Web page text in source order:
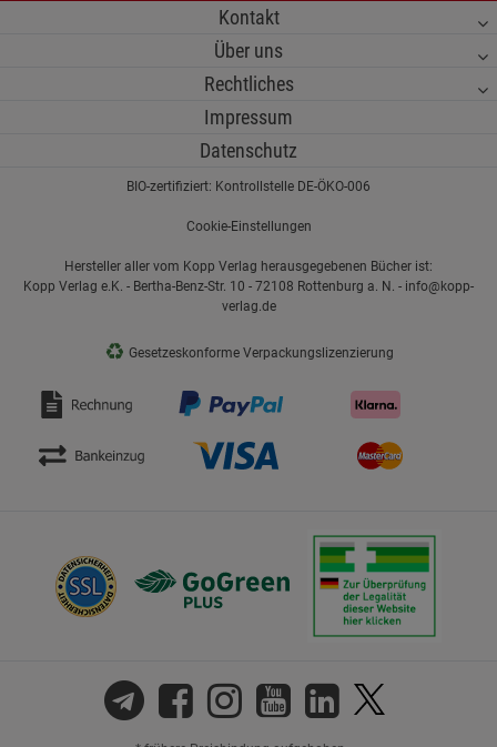
Kontakt
Über uns
Rechtliches
Impressum
Datenschutz
BIO-zertifiziert: Kontrollstelle DE-ÖKO-006
Cookie-Einstellungen
Hersteller aller vom Kopp Verlag herausgegebenen Bücher ist:
Kopp Verlag e.K. - Bertha-Benz-Str. 10 - 72108 Rottenburg a. N. - info@kopp-
verlag.de
♻ Gesetzeskonforme Verpackungslizenzierung